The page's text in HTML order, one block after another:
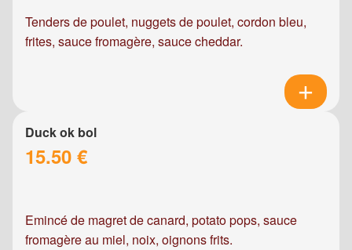
Tenders de poulet, nuggets de poulet, cordon bleu,
frites, sauce fromagère, sauce cheddar.
Duck ok bol
15.50 €
Emincé de magret de canard, potato pops, sauce
fromagère au miel, noix, oignons frits.